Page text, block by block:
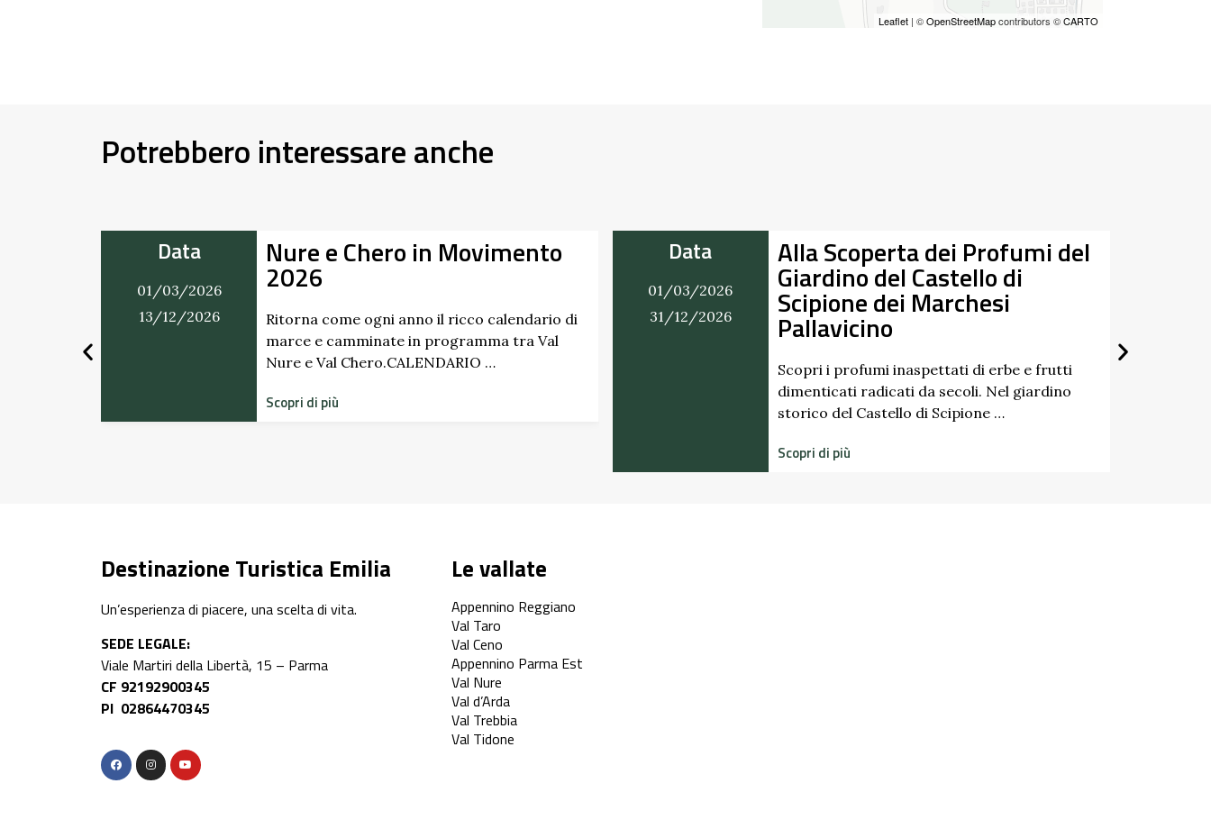
Leaflet | ©OpenStreetMapcontributors ©CARTO
Potrebbero interessare anche
Data
01/03/2026
13/12/2026
Nure e Chero in Movimento
2026
Ritorna come ogni anno il ricco calendario di
marce e camminate in programma tra Val
Nure e Val Chero.CALENDARIO …
Scopri di più
Data
01/03/2026
31/12/2026
Alla Scoperta dei Profumi del
Giardino del Castello di
Scipione dei Marchesi
Pallavicino
Scopri i profumi inaspettati di erbe e frutti
dimenticati radicati da secoli. Nel giardino
storico del Castello di Scipione …
Scopri di più
Destinazione Turistica Emilia
Un’esperienza di piacere, una scelta di vita.
SEDE LEGALE:
Viale Martiri della Libertà, 15 – Parma
CF 92192900345
PI 02864470345
Le vallate
Appennino Reggiano
Val Taro
Val Ceno
Appennino Parma Est
Val Nure
Val d’Arda
Val Trebbia
Val Tidone